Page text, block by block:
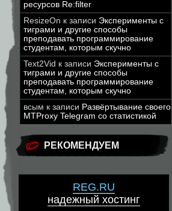
ресурсов Re:filter
ResizeOn к записи Эксперименты с
тиграми и другие способы
преподавать программирование
студентам, которым скучно
Text2Vid к записи Эксперименты с
тиграми и другие способы
преподавать программирование
студентам, которым скучно
всым к записи Развёртывание своего
MTProxy Telegram со статистикой
РЕКОМЕНДУЕМ
REG.RU
надежный хостинг